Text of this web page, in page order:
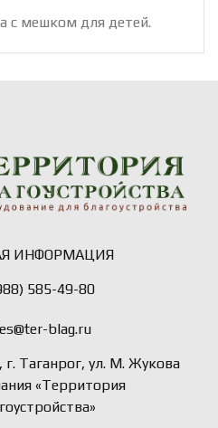
с мешком для детей.
ИНФОРМАЦИЯ
585-49-80
blag.ru
г. Таганрог, ул. М. Жукова
«Территория